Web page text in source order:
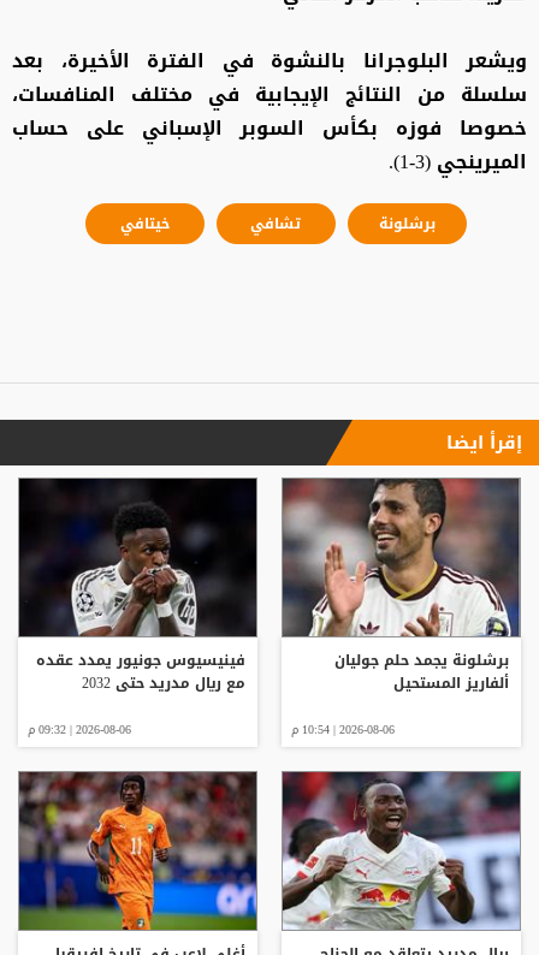
ويشعر البلوجرانا بالنشوة في الفترة الأخيرة، بعد
سلسلة من النتائج الإيجابية في مختلف المنافسات،
خصوصا فوزه بكأس السوبر الإسباني على حساب
الميرينجي (3-1).
برشلونة تشافي خيتافي
إقرأ ايضا
برشلونة يجمد حلم جوليان
ألفاريز المستحيل
2026-08-06 | 10:54 م
فينيسيوس جونيور يمدد عقده
مع ريال مدريد حتى 2032
2026-08-06 | 09:32 م